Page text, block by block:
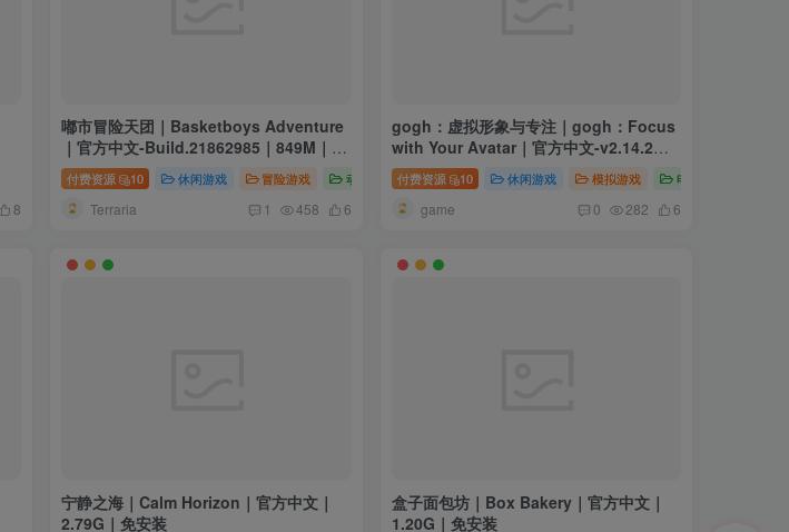
8
嘟市冒险天团｜Basketboys Adventure
｜官方中文-Build.21862985｜849M｜免
安装
付费资源 10 休闲游戏 冒险游戏 动作游戏
Terraria 1 458 6
gogh：虚拟形象与专注｜gogh：Focus
with Your Avatar｜官方中文-v2.14.2｜
1.64G｜免安装
付费资源 10 休闲游戏 模拟游戏 电脑游戏
game 0 282 6
宁静之海｜Calm Horizon｜官方中文｜
2.79G｜免安装
盒子面包坊｜Box Bakery｜官方中文｜
1.20G｜免安装